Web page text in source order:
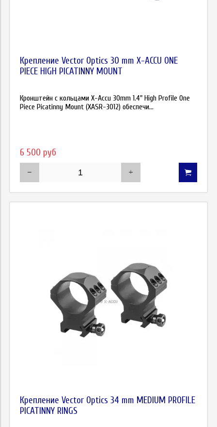
Крепление Vector Optics 30 mm X-ACCU ONE
PIECE HIGH PICATINNY MOUNT
Кронштейн с кольцами X-Accu 30mm 1.4" High Profile One
Piece Picatinny Mount (XASR-3012) обеспечи...
6 500 руб
Крепление Vector Optics 34 mm MEDIUM PROFILE
PICATINNY RINGS